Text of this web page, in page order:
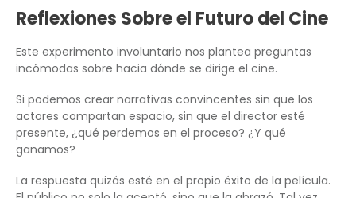
Reflexiones Sobre el Futuro del Cine
Este experimento involuntario nos plantea preguntas
incómodas sobre hacia dónde se dirige el cine.
Si podemos crear narrativas convincentes sin que los
actores compartan espacio, sin que el director esté
presente, ¿qué perdemos en el proceso? ¿Y qué
ganamos?
La respuesta quizás esté en el propio éxito de la película.